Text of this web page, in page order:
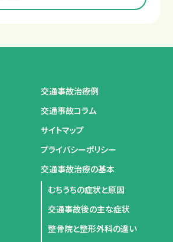
交通事故治療例
交通事故コラム
サイトマップ
プライバシーポリシー
交通事故治療の基本
むちうちの症状と原因
交通事故後の主な症状
整骨院と整形外科の違い